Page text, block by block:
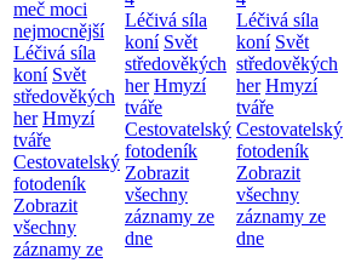
meč moci
nejmocnější
Léčivá síla
koní Svět
středověkých
her Hmyzí
tváře
Cestovatelský
fotodeník
Zobrazit
všechny
záznamy ze
Léčivá síla
koní Svět
středověkých
her Hmyzí
tváře
Cestovatelský
fotodeník
Zobrazit
všechny
záznamy ze
dne
Léčivá síla
koní Svět
středověkých
her Hmyzí
tváře
Cestovatelský
fotodeník
Zobrazit
všechny
záznamy ze
dne